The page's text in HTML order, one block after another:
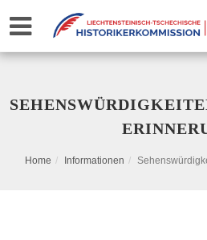
Home Informationen